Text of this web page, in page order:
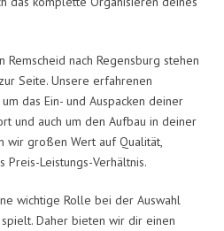
nach Regensburg stehen
Seite. Unsere erfahrenen
das Ein- und Auspacken deiner
und auch um den Aufbau in deiner
wir großen Wert auf Qualität,
Leistungs-Verhältnis.
wichtige Rolle bei der Auswahl
Daher bieten wir dir einen